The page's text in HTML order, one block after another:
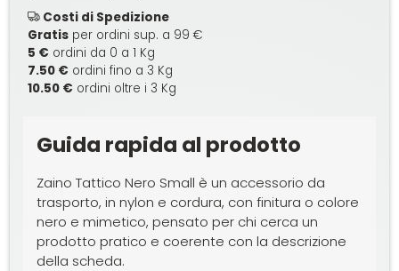
Costi di Spedizione
Gratis per ordini sup. a 99 €
5 € ordini da 0 a 1 Kg
7.50 € ordini fino a 3 Kg
10.50 € ordini oltre i 3 Kg
Guida rapida al prodotto
Zaino Tattico Nero Small è un accessorio da
trasporto, in nylon e cordura, con finitura o colore
nero e mimetico, pensato per chi cerca un
prodotto pratico e coerente con la descrizione
della scheda.